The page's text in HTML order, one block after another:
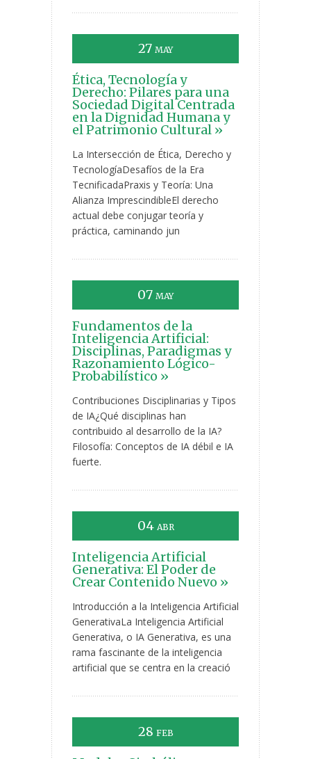
27 MAY
Ética, Tecnología y
Derecho: Pilares para una
Sociedad Digital Centrada
en la Dignidad Humana y
el Patrimonio Cultural »
La Intersección de Ética, Derecho y
TecnologíaDesafíos de la Era
TecnificadaPraxis y Teoría: Una
Alianza ImprescindibleEl derecho
actual debe conjugar teoría y
práctica, caminando jun
07 MAY
Fundamentos de la
Inteligencia Artificial:
Disciplinas, Paradigmas y
Razonamiento Lógico-
Probabilístico »
Contribuciones Disciplinarias y Tipos
de IA¿Qué disciplinas han
contribuido al desarrollo de la IA?
Filosofía: Conceptos de IA débil e IA
fuerte.
04 ABR
Inteligencia Artificial
Generativa: El Poder de
Crear Contenido Nuevo »
Introducción a la Inteligencia Artificial
GenerativaLa Inteligencia Artificial
Generativa, o IA Generativa, es una
rama fascinante de la inteligencia
artificial que se centra en la creació
28 FEB